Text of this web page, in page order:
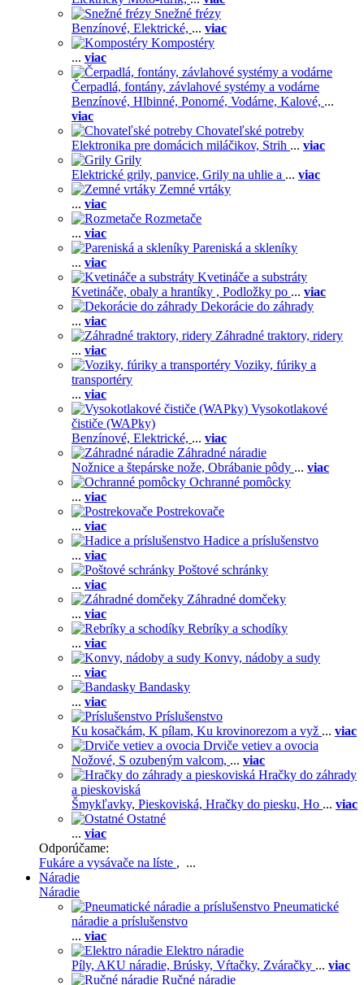
Snežné frézy
Benzínové, Elektrické, ... viac
Kompostéry
... viac
Čerpadlá, fontány, závlahové systémy a vodárne
Benzínové, Hlbinné, Ponorné, Vodárne, Kalové, ...
viac
Chovateľské potreby
Elektronika pre domácich miláčikov, Strih ... viac
Grily
Elektrické grily, panvice, Grily na uhlie a ... viac
Zemné vrtáky
... viac
Rozmetače
... viac
Pareniská a skleníky
... viac
Kvetináče a substráty
Kvetináče, obaly a hrantíky , Podložky po ... viac
Dekorácie do záhrady
... viac
Záhradné traktory, ridery
... viac
Voziky, fúriky a
transportéry
... viac
Vysokotlakové
čističe (WAPky)
Benzínové, Elektrické, ... viac
Záhradné náradie
Nožnice a štepárske nože, Obrábanie pôdy ... viac
Ochranné pomôcky
... viac
Postrekovače
... viac
Hadice a príslušenstvo
... viac
Poštové schránky
... viac
Záhradné domčeky
... viac
Rebríky a schodíky
... viac
Konvy, nádoby a sudy
... viac
Bandasky
... viac
Príslušenstvo
Ku kosačkám, K pílam, Ku krovinorezom a vyž ... viac
Drviče vetiev a ovocia
Nožové, S ozubeným valcom, ... viac
Hračky do záhrady
a pieskoviská
Šmykľavky, Pieskoviská, Hračky do piesku, Ho ... viac
Ostatné
... viac
Odporúčame:
Fukáre a vysávače na líste , ...
Náradie
Náradie
Pneumatické
náradie a príslušenstvo
... viac
Elektro náradie
Píly, AKU náradie, Brúsky, Vŕtačky, Zváračky ... viac
Ručné náradie